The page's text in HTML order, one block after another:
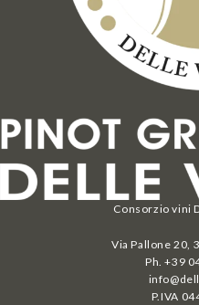
Consorzio vini
Via Pallone 20,
Ph. +39
P.IVA